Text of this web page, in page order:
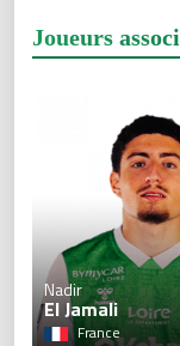
Joueurs
Nadir
El Jamali
France